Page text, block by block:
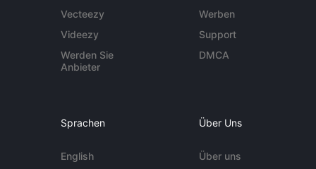
Vecteezy
Videezy
Werden Sie
Anbieter
Werben
Support
DMCA
Sprachen
English
Über Uns
Über uns